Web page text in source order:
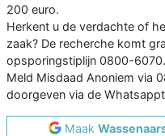
200 euro.
Herkent u de verdachte of
zaak? De recherche komt
opsporingstiplijn 0800-
Meld Misdaad Anoniem via
doorgeven via de
Maak